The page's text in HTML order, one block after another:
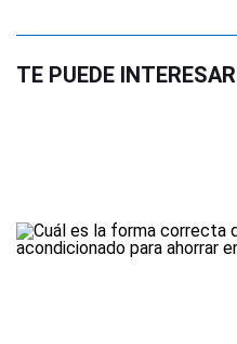
TE PUEDE INTERESAR